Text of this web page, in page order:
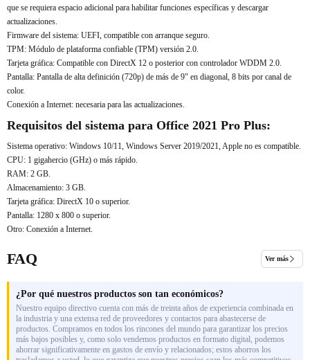
que se requiera espacio adicional para habilitar funciones específicas y descargar
actualizaciones.
Firmware del sistema: UEFI, compatible con arranque seguro.
TPM: Módulo de plataforma confiable (TPM) versión 2.0.
Tarjeta gráfica: Compatible con DirectX 12 o posterior con controlador WDDM 2.0.
Pantalla: Pantalla de alta definición (720p) de más de 9" en diagonal, 8 bits por canal de
color.
Conexión a Internet: necesaria para las actualizaciones.
Requisitos del sistema para Office 2021 Pro Plus:
Sistema operativo: Windows 10/11, Windows Server 2019/2021, Apple no es compatible.
CPU: 1 gigahercio (GHz) o más rápido.
RAM: 2 GB.
Almacenamiento: 3 GB.
Tarjeta gráfica: DirectX 10 o superior.
Pantalla: 1280 x 800 o superior.
Otro: Conexión a Internet.
FAQ Ver más
¿Por qué nuestros productos son tan económicos?
Nuestro equipo directivo cuenta con más de treinta años de experiencia combinada en
la industria y una extensa red de proveedores y contactos para abastecerse de
productos. Compramos en todos los rincones del mundo para garantizar los precios
más bajos posibles y, como solo vendemos productos en formato digital, podemos
ahorrar significativamente en gastos de envío y relacionados; estos ahorros los